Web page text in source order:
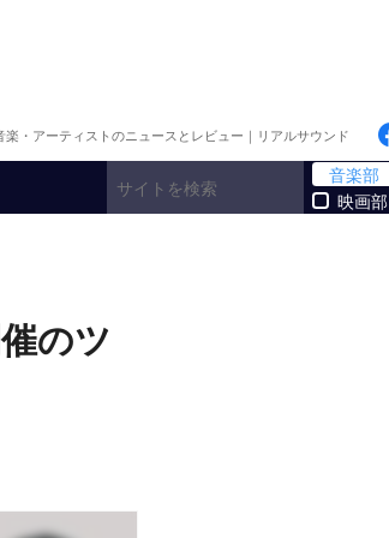
楽・アーティストのニュースとレビュー｜リアルサウンド
音楽部
映画部
のツ